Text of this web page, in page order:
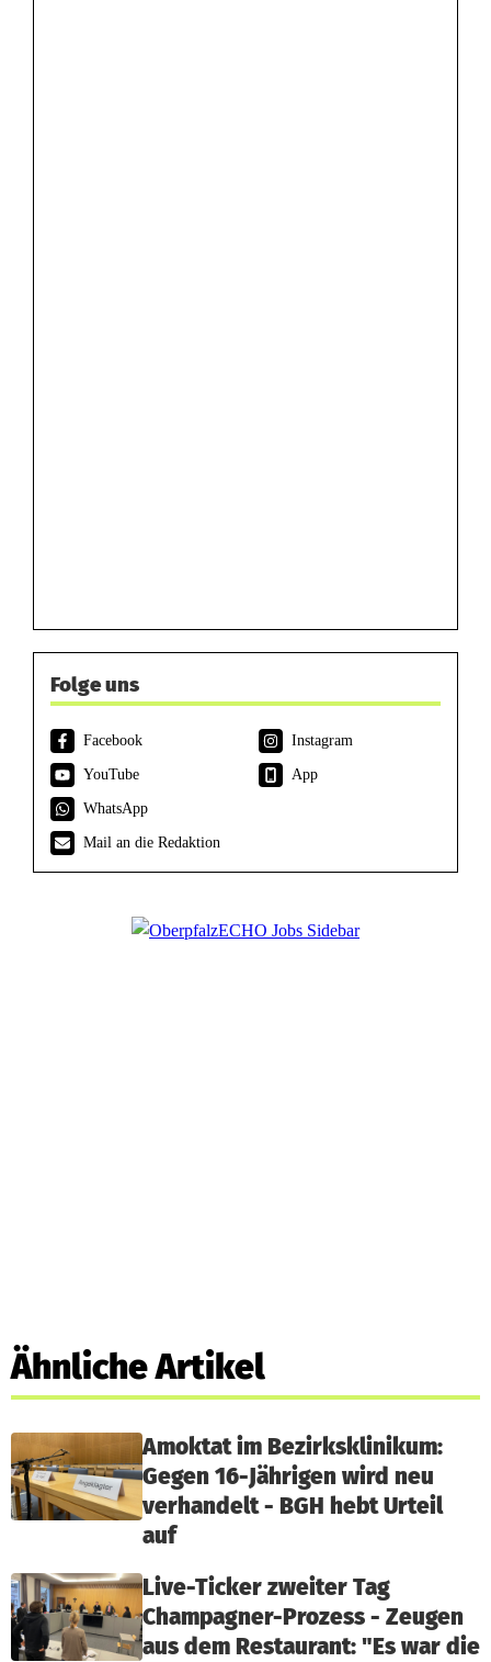
Folge uns
Facebook
Instagram
YouTube
App
WhatsApp
Mail an die Redaktion
Ähnliche Artikel
Amoktat im Bezirksklinikum:
Gegen 16-Jährigen wird neu
verhandelt - BGH hebt Urteil
auf
Live-Ticker zweiter Tag
Champagner-Prozess - Zeugen
aus dem Restaurant: "Es war die